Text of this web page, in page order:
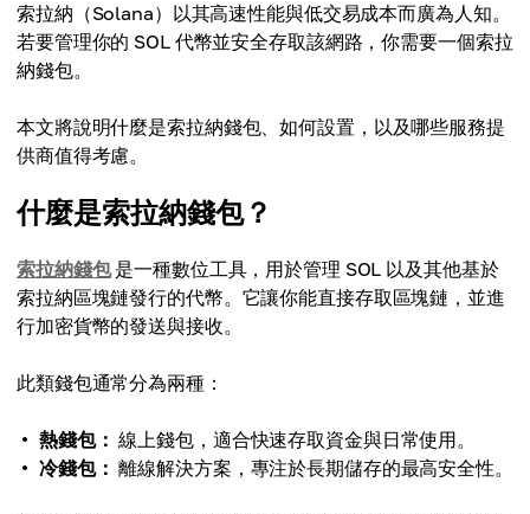
索拉納（Solana）以其高速性能與低交易成本而廣為人知。
若要管理你的 SOL 代幣並安全存取該網路，你需要一個索拉
納錢包。
本文將說明什麼是索拉納錢包、如何設置，以及哪些服務提
供商值得考慮。
什麼是索拉納錢包？
索拉納錢包是一種數位工具，用於管理 SOL 以及其他基於
索拉納區塊鏈發行的代幣。它讓你能直接存取區塊鏈，並進
行加密貨幣的發送與接收。
此類錢包通常分為兩種：
熱錢包： 線上錢包，適合快速存取資金與日常使用。
冷錢包： 離線解決方案，專注於長期儲存的最高安全性。